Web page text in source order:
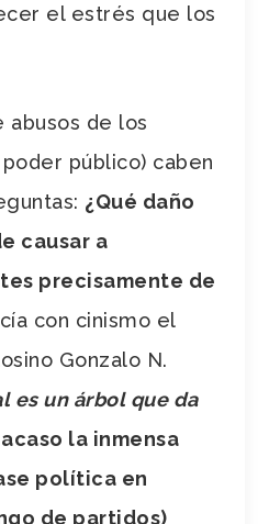
el estrés que los
de los
público) caben
¿Qué daño
causar a
precisamente de
con cinismo el
Gonzalo N.
es un árbol que da
la inmensa
política en
de partidos)